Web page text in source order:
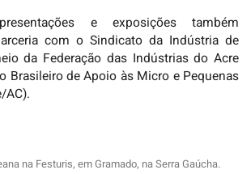
e exposições também
com o Sindicato da Indústria de
da Federação das Indústrias do Acre
Brasileiro de Apoio às Micro e Pequenas
AC).
na Festuris, em Gramado, na Serra Gaúcha.